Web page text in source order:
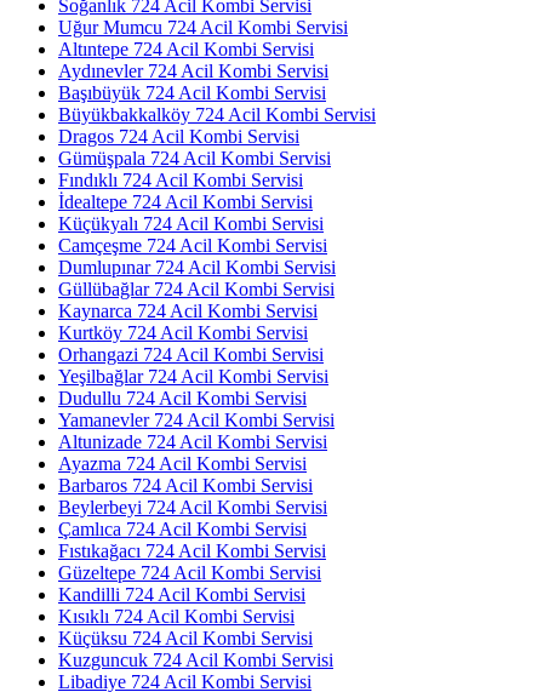
Soğanlık 724 Acil Kombi Servisi
Uğur Mumcu 724 Acil Kombi Servisi
Altıntepe 724 Acil Kombi Servisi
Aydınevler 724 Acil Kombi Servisi
Başıbüyük 724 Acil Kombi Servisi
Büyükbakkalköy 724 Acil Kombi Servisi
Dragos 724 Acil Kombi Servisi
Gümüşpala 724 Acil Kombi Servisi
Fındıklı 724 Acil Kombi Servisi
İdealtepe 724 Acil Kombi Servisi
Küçükyalı 724 Acil Kombi Servisi
Camçeşme 724 Acil Kombi Servisi
Dumlupınar 724 Acil Kombi Servisi
Güllübağlar 724 Acil Kombi Servisi
Kaynarca 724 Acil Kombi Servisi
Kurtköy 724 Acil Kombi Servisi
Orhangazi 724 Acil Kombi Servisi
Yeşilbağlar 724 Acil Kombi Servisi
Dudullu 724 Acil Kombi Servisi
Yamanevler 724 Acil Kombi Servisi
Altunizade 724 Acil Kombi Servisi
Ayazma 724 Acil Kombi Servisi
Barbaros 724 Acil Kombi Servisi
Beylerbeyi 724 Acil Kombi Servisi
Çamlıca 724 Acil Kombi Servisi
Fıstıkağacı 724 Acil Kombi Servisi
Güzeltepe 724 Acil Kombi Servisi
Kandilli 724 Acil Kombi Servisi
Kısıklı 724 Acil Kombi Servisi
Küçüksu 724 Acil Kombi Servisi
Kuzguncuk 724 Acil Kombi Servisi
Libadiye 724 Acil Kombi Servisi